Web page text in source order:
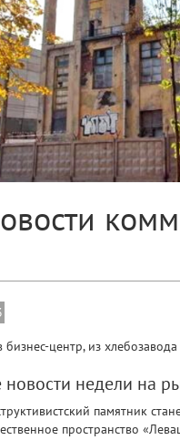
центр, из
новости недели на
памятник
пространство